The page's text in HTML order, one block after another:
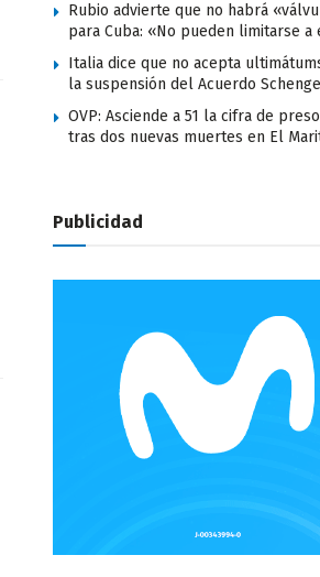
Rubio advierte que no habrá
para Cuba: «No pueden limitarse a
Italia dice que no acepta
la suspensión del Acuerdo
OVP: Asciende a 51 la cifra de
tras dos nuevas muertes en El
Publicidad